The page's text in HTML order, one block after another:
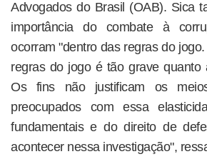
Advogados do Brasil (OAB). Sica
importância do combate à
ocorram "dentro das regras do
regras do jogo é tão grave quanto
Os fins não justificam os
preocupados com essa
fundamentais e do direito de
acontecer nessa investigação",